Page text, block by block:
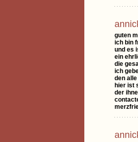
guten
ich bin
und es
ein
die
ich
den
hier ist
der